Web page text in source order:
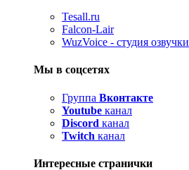
Tesall.ru
Falcon-Lair
WuzVoice - студия озвучки
Мы в соцсетях
Группа Вконтакте
Youtube канал
Discord канал
Twitch канал
Интересные странички